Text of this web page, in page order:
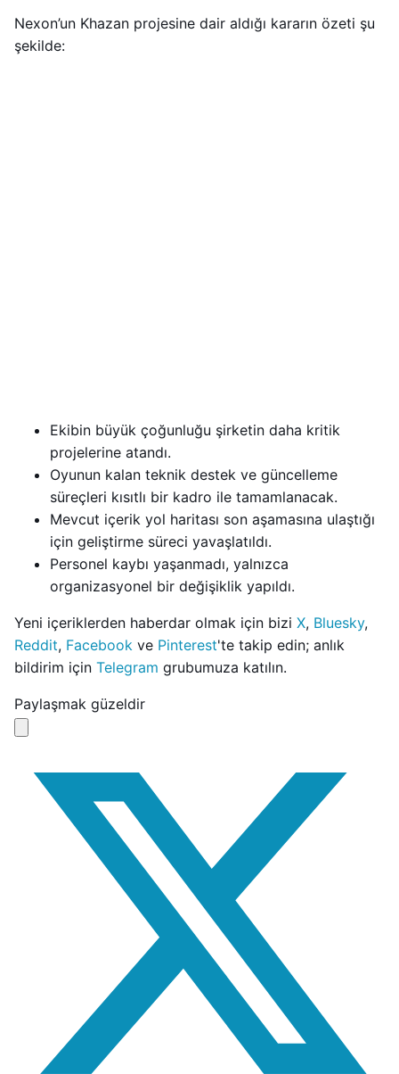
Nexon’un Khazan projesine dair aldığı kararın özeti şu
şekilde:
Ekibin büyük çoğunluğu şirketin daha kritik
projelerine atandı.
Oyunun kalan teknik destek ve güncelleme
süreçleri kısıtlı bir kadro ile tamamlanacak.
Mevcut içerik yol haritası son aşamasına ulaştığı
için geliştirme süreci yavaşlatıldı.
Personel kaybı yaşanmadı, yalnızca
organizasyonel bir değişiklik yapıldı.
Yeni içeriklerden haberdar olmak için bizi X, Bluesky,
Reddit, Facebook ve Pinterest'te takip edin; anlık
bildirim için Telegram grubumuza katılın.
Paylaşmak güzeldir